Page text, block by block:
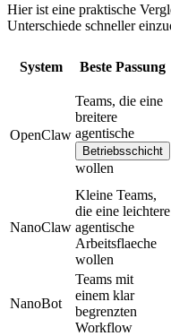
Hier ist eine praktische Vergl
Unterschiede schneller einzu
System Beste Passung
OpenClaw
Teams, die eine
breitere
agentische
Betriebssc hic ht
wollen
NanoClaw
Kleine Teams,
die eine leichtere
agentische
Arbeitsflaeche
wollen
NanoBot
Teams mit
einem klar
begrenzten
Workflow